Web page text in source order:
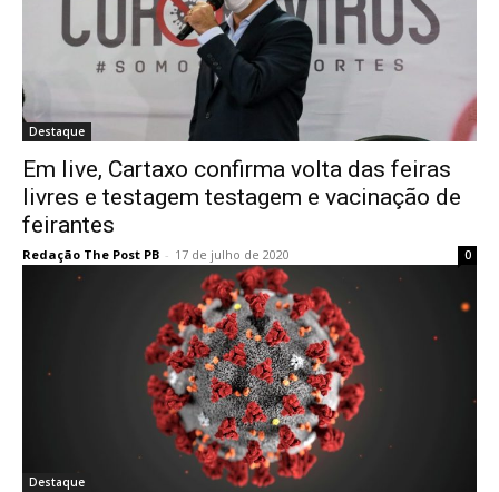
Destaque
Em live, Cartaxo confirma volta das feiras
livres e testagem testagem e vacinação de
feirantes
Redação The Post PB - 17 de julho de 2020 0
Destaque